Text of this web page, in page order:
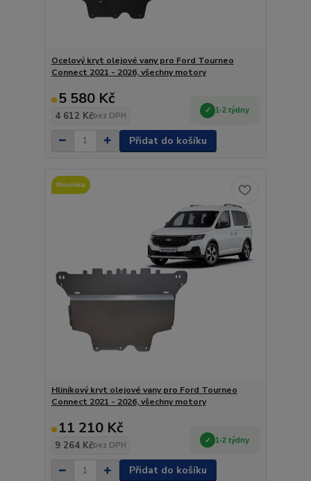
Ocelový kryt olejové vany pro Ford Tourneo
Connect 2021 - 2026, všechny motory
5 580 Kč
4 612 Kčbez DPH
1-2 týdny
Přidat do košíku
Novinka
Hliníkový kryt olejové vany pro Ford Tourneo
Connect 2021 - 2026, všechny motory
11 210 Kč
9 264 Kčbez DPH
1-2 týdny
Přidat do košíku